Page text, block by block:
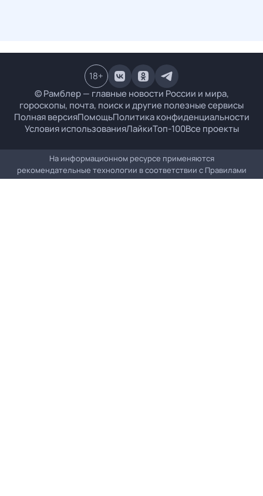
© Рамблер — главные новости России и мира,
гороскопы, почта, поиск и другие полезные сервисы
Полная версияПомощьПолитика конфиденциальности
Условия использованияЛайкиТоп-100Все проекты
18+
На информационном ресурсе применяются
рекомендательные технологии в соответствии с Правилами